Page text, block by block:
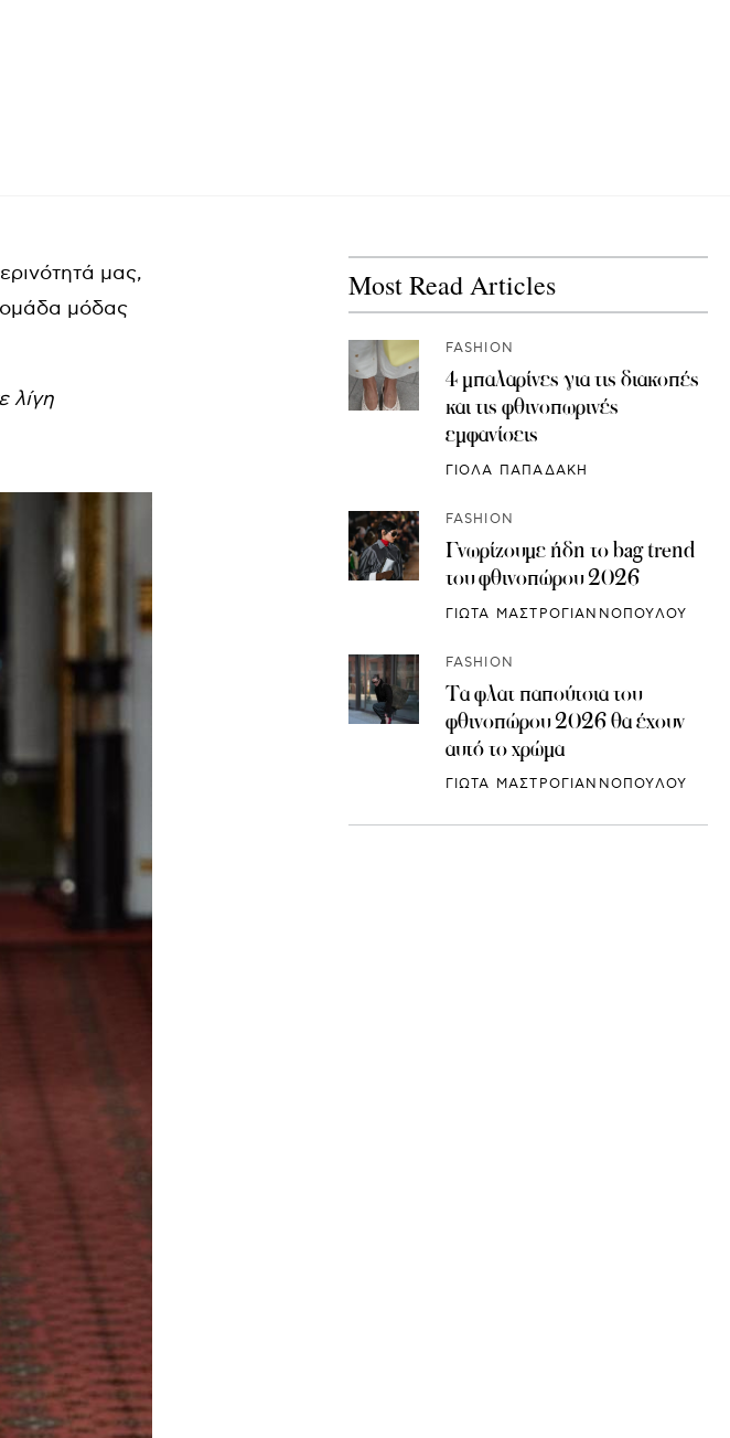
μας,
μόδας
λίγη
Most Read Articles
FASHION
4 μπαλαρίνες για τις διακοπές
και τις φθινοπωρινές
εμφανίσεις
ΓΙΟΛΑ ΠΑΠΑΔΑΚΗ
FASHION
Γνωρίζουμε ήδη το bag trend
του φθινοπώρου 2026
ΓΙΩΤΑ ΜΑΣΤΡΟΓΙΑΝΝΟΠΟΥΛΟΥ
FASHION
Τα φλατ παπούτσια του
φθινοπώρου 2026 θα έχουν
αυτό το χρώμα
ΓΙΩΤΑ ΜΑΣΤΡΟΓΙΑΝΝΟΠΟΥΛΟΥ